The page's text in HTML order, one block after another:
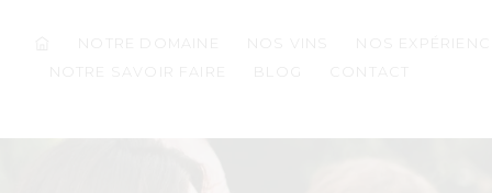
NOTRE DOMAINE
NOS
NOTRE SAVOIR FAIRE
BLOG CONTACT